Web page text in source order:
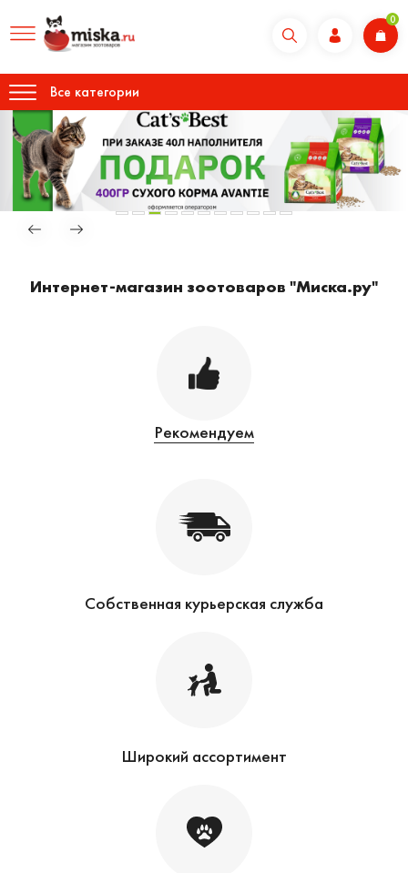
0
Все категории
Интернет-магазин зоотоваров "Миска.ру"
Рекомендуем
Собственная курьерская служба
Широкий ассортимент